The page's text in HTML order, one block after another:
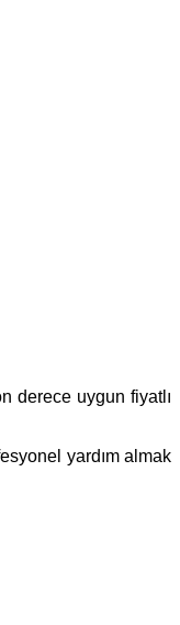
derece uygun fiyatlı
yardım almak